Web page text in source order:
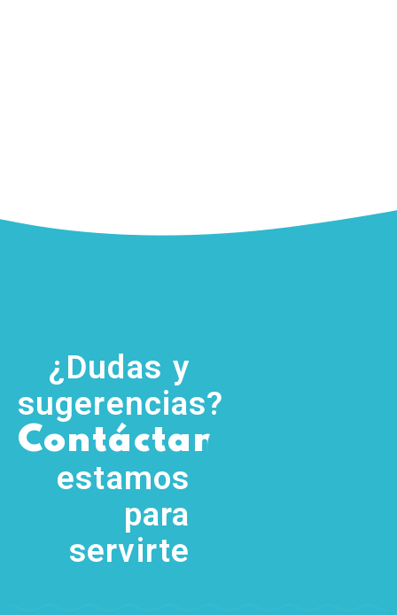
¿Dudas y
sugerencias?
Contáctanos
estamos
para
servirte